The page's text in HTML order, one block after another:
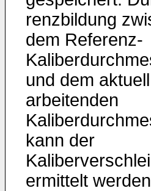
renzbildung
dem Referenz-
und dem aktuell
arbeitenden
kann der
ermittelt